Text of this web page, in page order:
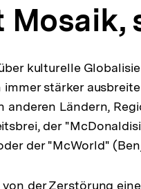
Mosaik,
kulturelle
immer stärker
anderen Ländern,
der
der "McWorld"
der Zerstörung